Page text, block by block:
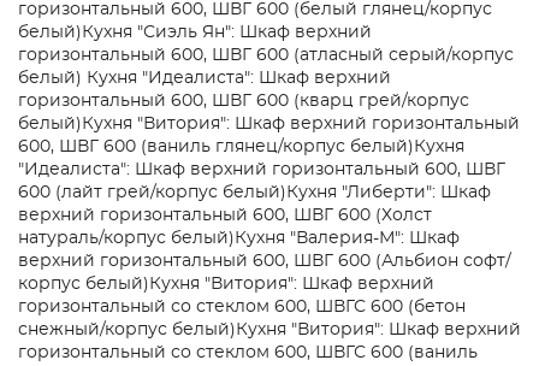
горизонтальный 600, ШВГ 600 (белый глянец/корпус
белый) Кухня "Сиэль Ян": Шкаф верхний
горизонтальный 600, ШВГ 600 (атласный серый/корпус
белый) Кухня "Идеалиста": Шкаф верхний
горизонтальный 600, ШВГ 600 (кварц грей/корпус
белый) Кухня "Витория": Шкаф верхний горизонтальный
600, ШВГ 600 (ваниль глянец/корпус белый) Кухня
"Идеалиста": Шкаф верхний горизонтальный 600, ШВГ
600 (лайт грей/корпус белый) Кухня "Либерти": Шкаф
верхний горизонтальный 600, ШВГ 600 (Холст
натураль/корпус белый) Кухня "Валерия-М": Шкаф
верхний горизонтальный 600, ШВГ 600 (Альбион софт/
корпус белый) Кухня "Витория": Шкаф верхний
горизонтальный со стеклом 600, ШВГС 600 (бетон
снежный/корпус белый) Кухня "Витория": Шкаф верхний
горизонтальный со стеклом 600, ШВГС 600 (ваниль